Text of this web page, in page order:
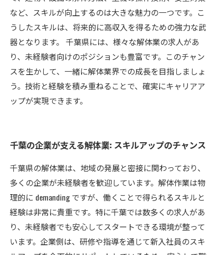
など、スキルが向上するのは大きな魅力の一つです。こ
うしたスキルは、将来的に高収入を得るための強力な武
器となります。 千葉県には、様々な解体業の求人があ
り、未経験者向けのポジションも豊富です。このチャン
スを生かして、一緒に解体業界での成長を目指しましょ
う。技術と経験を積み重ねることで、確実にキャリアア
ップが実現できます。
千葉の企業が支える解体業: スキルアップのチャンス
千葉県の解体業は、地域の発展と密接に関わっており、
多くの企業が未経験者を歓迎しています。解体作業は物
理的に demanding ですが、働くことで得られるスキルと
経験は非常に貴重です。特に千葉では数多くの求人があ
り、未経験者でも安心してスタートできる環境が整って
います。企業側は、研修や指導を通じて新入社員のスキ